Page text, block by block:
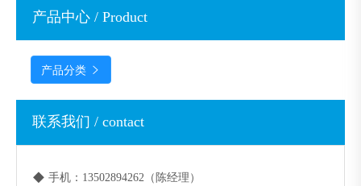
产品中心 / Product
产品分类 
联系我们 / contact
◆ 手机：13502894262（陈经理）